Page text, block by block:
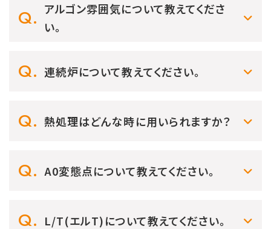
アルゴン雰囲気について教えてくださ
い。
連続炉について教えてください。
熱処理はどんな時に用いられますか？
A0変態点について教えてください。
L/T(エルT)について教えてください。